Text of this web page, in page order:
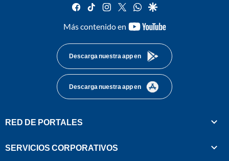
facebook
tiktok instagram
twitterwhatsapp
google
Más contenido en
youtube-
Descarga nuestra app en
Descarga nuestra app en
RED DE PORTALES
SERVICIOS CORPORATIVOS